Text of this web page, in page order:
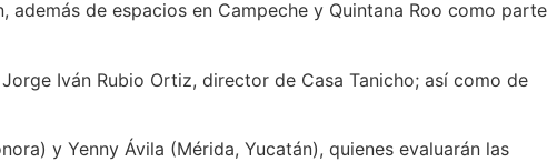
además de espacios en Campeche y Quintana Roo como parte
Iván Rubio Ortiz, director de Casa Tanicho; así como de
y Yenny Ávila (Mérida, Yucatán), quienes evaluarán las